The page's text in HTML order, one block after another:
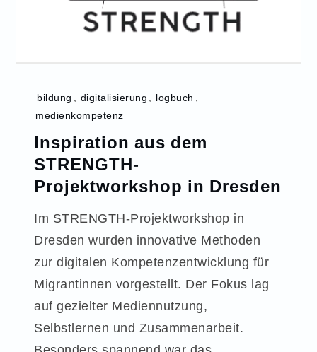
bildung digitalisierung logbuch
medienkompetenz
Inspiration aus dem
STRENGTH-
Projektworkshop in Dresden
Im STRENGTH-Projektworkshop in
Dresden wurden innovative Methoden
zur digitalen Kompetenzentwicklung für
Migrantinnen vorgestellt. Der Fokus lag
auf gezielter Mediennutzung,
Selbstlernen und Zusammenarbeit.